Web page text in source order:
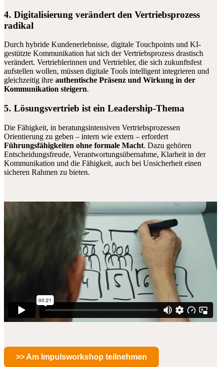
4. Digitalisierung verändert den Vertriebsprozess
radikal
Durch hybride Kundenerlebnisse, digitale Touchpoints und KI-
gestützte Kommunikation hat sich der Vertriebsprozess drastisch
verändert. Vertrieblerinnen und Vertriebler, die sich zukunftsfest
aufstellen wollen, müssen digitale Tools intelligent integrieren und
gleichzeitig ihre authentische Präsenz und Wirkung in der
Kommunikation steigern.
5. Lösungsvertrieb ist ein Leadership-Thema
Die Fähigkeit, in beratungsintensiven Vertriebsprozessen
Orientierung zu geben – intern wie extern – erfordert
Führungsfähigkeiten ohne formale Macht. Dazu gehören
Entscheidungsfreude, Verantwortungsübernahme, Klarheit in der
Kommunikation und die Fähigkeit, auch bei Unsicherheit einen
sicheren Rahmen zu bieten.
>> Am Impulsworkshop teilnehmen